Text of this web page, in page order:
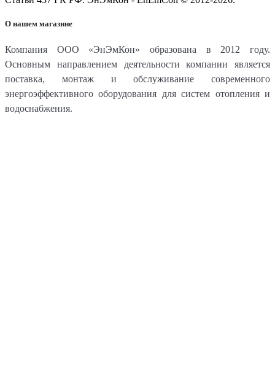
О нашем магазине
Компания ООО «ЭнЭмКон» образована в 2012 году.
Основным направлением деятельности компании является
поставка, монтаж и обслуживание современного
энергоэффективного оборудования для систем отопления и
водоснабжения.